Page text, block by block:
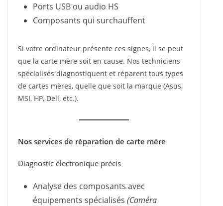
Ports USB ou audio HS
Composants qui surchauffent
Si votre ordinateur présente ces signes, il se peut
que la carte mère soit en cause. Nos techniciens
spécialisés diagnostiquent et réparent tous types
de cartes mères, quelle que soit la marque (Asus,
MSI, HP, Dell, etc.).
Nos services de réparation de carte mère
Diagnostic électronique précis
Analyse des composants avec
équipements spécialisés (Caméra